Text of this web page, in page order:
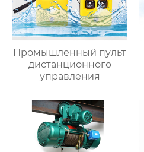
Промышленный пульт
дистанционного
управления